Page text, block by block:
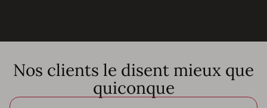
Nos clients le disent mieux que
quiconque